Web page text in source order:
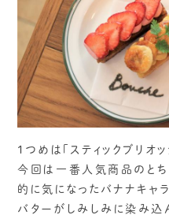
1つめは「スティックブリオッ
今回は一番人気商品のとち
的に気になったバナナキャラ
バターがしみしみに染み込